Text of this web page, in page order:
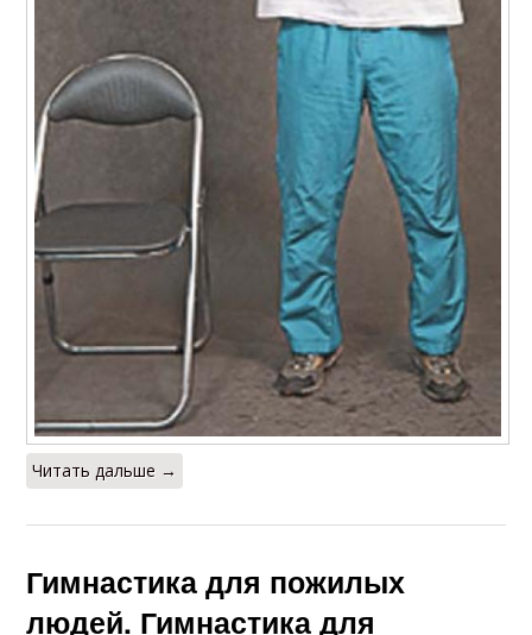
Читать дальше →
Гимнастика для пожилых
людей. Гимнастика для